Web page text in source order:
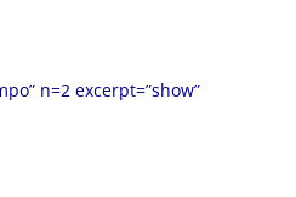
n=2 excerpt=”show”